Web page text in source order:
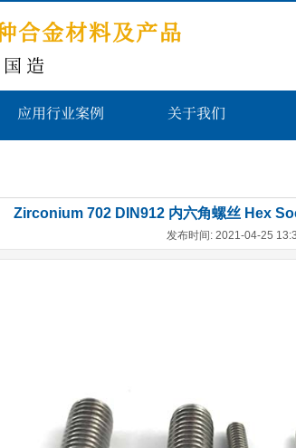
合金材料及产品
造
应用行业案例 关于我们
Zirconium 702 DIN912 内六角螺丝 Hex
发布时间: 2021-04-25